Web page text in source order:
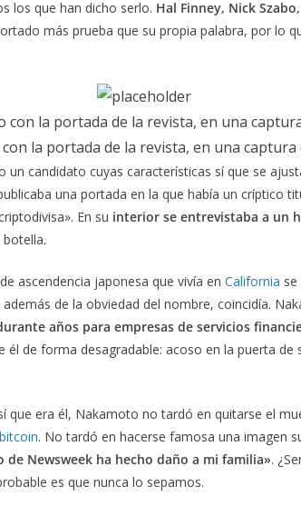
los que han dicho serlo. Hal Finney, Nick
más prueba que su propia palabra, por lo
la portada de la revista, en una captura
un candidato cuyas características sí que se
una portada en la que había un críptico
En su interior se entrevistaba a un
botella.
ascendencia japonesa que vivía en California
de la obviedad del nombre, coincidía.
años para empresas de servicios
de forma desagradable: acoso en la puerta de
que era él, Nakamoto no tardó en quitarse el
bitcoin. No tardó en hacerse famosa una imagen
Newsweek ha hecho daño a mi familia».
es que nunca lo sepamos.